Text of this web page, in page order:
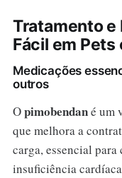
Tratamento e
Fácil em
Medicações
outros
Opimobendané um
que melhora a
carga, essencial
insuficiência